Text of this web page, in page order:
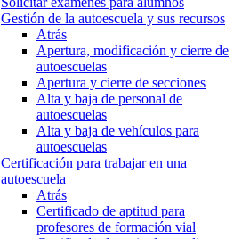
Gestión de la autoescuela y sus recursos
Atrás
Apertura, modificación y cierre de
autoescuelas
Apertura y cierre de secciones
Alta y baja de personal de
autoescuelas
Alta y baja de vehículos para
autoescuelas
Certificación para trabajar en una
autoescuela
Atrás
Certificado de aptitud para
profesores de formación vial